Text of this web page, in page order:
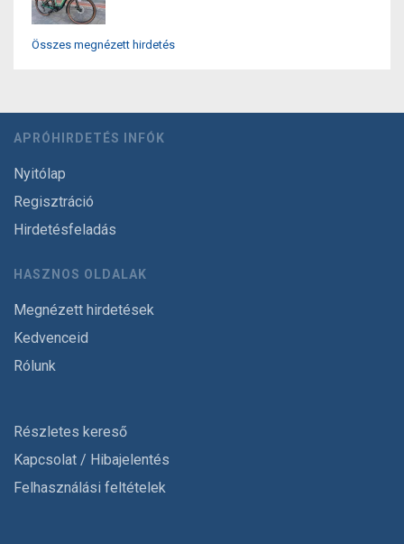
Összes megnézett hirdetés
APRÓHIRDETÉS INFÓK
Nyitólap
Regisztráció
Hirdetésfeladás
HASZNOS OLDALAK
Megnézett hirdetések
Kedvenceid
Rólunk
Részletes kereső
Kapcsolat / Hibajelentés
Felhasználási feltételek